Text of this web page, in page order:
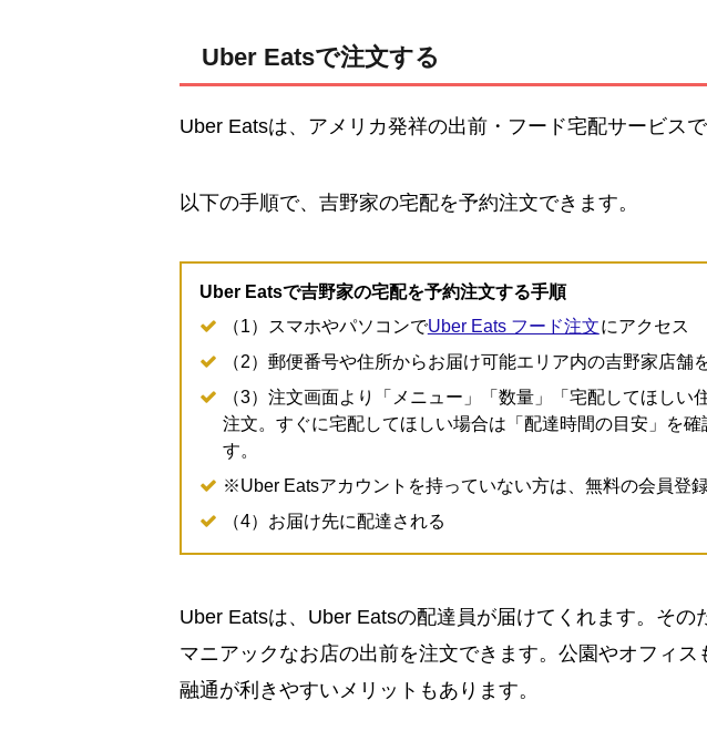
Uber Eatsで注文する
Uber Eatsは、アメリカ発祥の出前・フード宅配サービスで
以下の手順で、吉野家の宅配を予約注文できます。
Uber Eatsで吉野家の宅配を予約注文する手順
（1）スマホやパソコンでUber Eats フード注文にアクセス
（2）郵便番号や住所からお届け可能エリア内の吉野家店舗
（3）注文画面より「メニュー」「数量」「宅配してほしい
注文。すぐに宅配してほしい場合は「配達時間の目安」を
す。
※Uber Eatsアカウントを持っていない方は、無料の会員登録
（4）お届け先に配達される
Uber Eatsは、Uber Eatsの配達員が届けてくれます。その
マニアックなお店の出前を注文できます。公園やオフィ
融通が利きやすいメリットもあります。